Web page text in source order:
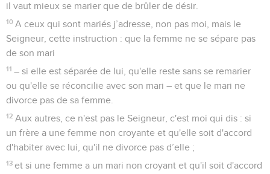
il vaut mieux se marier que de brûler de désir.
10 A ceux qui sont mariés j’adresse, non pas moi, mais le
Seigneur, cette instruction : que la femme ne se sépare pas
de son mari
11 – si elle est séparée de lui, qu'elle reste sans se remarier
ou qu'elle se réconcilie avec son mari – et que le mari ne
divorce pas de sa femme.
12 Aux autres, ce n'est pas le Seigneur, c'est moi qui dis : si
un frère a une femme non croyante et qu'elle soit d'accord
d'habiter avec lui, qu'il ne divorce pas d’elle ;
13 et si une femme a un mari non croyant et qu'il soit d'accord